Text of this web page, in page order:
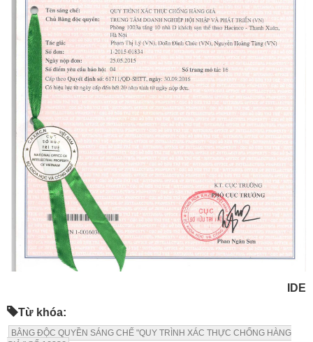
IDE
Từ khóa:
BẰNG ĐỘC QUYỀN SÁNG CHẾ "QUY TRÌNH XÁC THỰC CHỐNG HÀNG